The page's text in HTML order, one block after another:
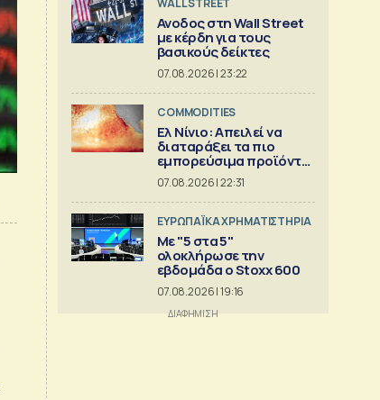
WALL STREET
Ανοδος στη Wall Street
με κέρδη για τους
βασικούς δείκτες
07.08.2026 | 23:22
COMMODITIES
Ελ Νίνιο: Απειλεί να
διαταράξει τα πιο
εμπορεύσιμα προϊόντα
στον κόσμο
07.08.2026 | 22:31
ΕΥΡΩΠΑΪΚΑ ΧΡΗΜΑΤΙΣΤΗΡΙΑ
Με "5 στα 5"
ολοκλήρωσε την
εβδομάδα ο Stoxx 600
07.08.2026 | 19:16